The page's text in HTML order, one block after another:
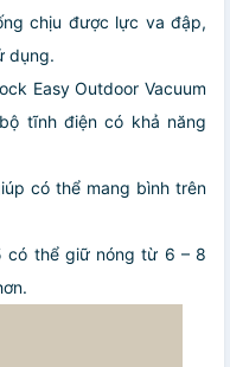
chịu được lực va đập,
dụng.
Easy Outdoor Vacuum
tĩnh điện có khả năng
có thể mang bình trên
có thể giữ nóng từ 6 – 8